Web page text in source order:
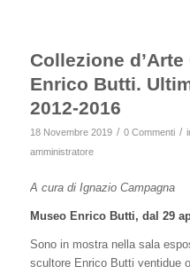
Collezione
Enrico Butti.
2012-2016
18 Novembre 2019 / 0 Commenti /
amministratore
A cura di Ignazio Campagna
Museo Enrico Butti, dal 29
Sono in mostra nella sala
scultore Enrico Butti ventidue